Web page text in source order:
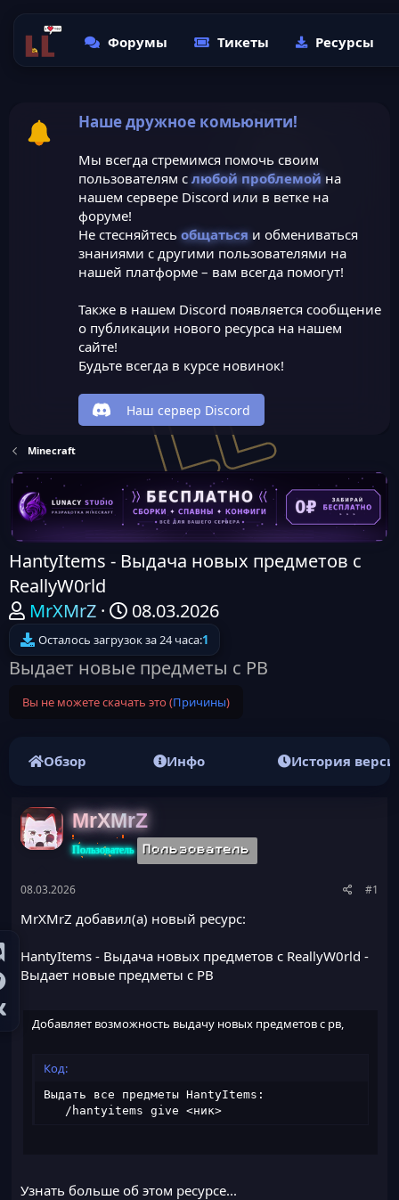
Форумы Тикеты Ресурсы
Наше дружное комьюнити!
Мы всегда стремимся помочь своим
пользователям с любой проблемойна
нашем сервере Discord или в ветке на
форуме!
Не стесняйтесь общатьсяи обмениваться
знаниями с другими пользователями на
нашей платформе – вам всегда помогут!
Также в нашем Discord появляется сообщение
о публикации нового ресурса на нашем
сайте!
Будьте всегда в курсе новинок!
Наш сервер Discord
Minecraft
HantyItems - Выдача новых предметов с
ReallyW0rld
А
в
т
о
р
е
ы
MrXMrZ
Д
а
т
н
л
а
08.03.2026
Осталось загрузок за 24 часа:1
Выдает новые предметы с РВ
Вы не можете скачать это (Причины)
Обзор Инфо История
MrXMrZ
Пользователь Пользователь
08.03.2026 #1
MrXMrZ добавил(а) новый ресурс:
HantyItems - Выдача новых предметов с ReallyW0rld -
Выдает новые предметы с РВ
Добавляет возможность выдачу новых предметов с рв,
Код:
Выдать все предметы HantyItems:
   /hantyitems give <ник>
Узнать больше об этом ресурсе...